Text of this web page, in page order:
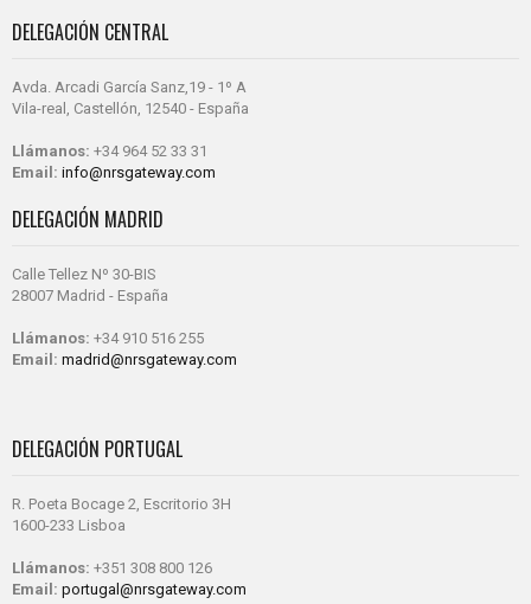
DELEGACIÓN CENTRAL
Avda. Arcadi García Sanz,19 - 1º A
Vila-real, Castellón, 12540 - España
Llámanos: +34 964 52 33 31
Email: info@nrsgateway.com
DELEGACIÓN MADRID
Calle Tellez Nº 30-BIS
28007 Madrid - España
Llámanos: +34 910 516 255
Email: madrid@nrsgateway.com
DELEGACIÓN PORTUGAL
R. Poeta Bocage 2, Escritorio 3H
1600-233 Lisboa
Llámanos: +351 308 800 126
Email: portugal@nrsgateway.com